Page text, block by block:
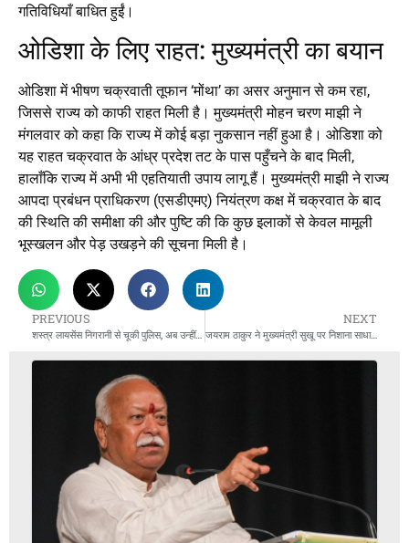
गतिविधियाँ बाधित हुईं।
ओडिशा के लिए राहत: मुख्यमंत्री का बयान
ओडिशा में भीषण चक्रवाती तूफान ‘मोंथा’ का असर अनुमान से कम रहा,
जिससे राज्य को काफी राहत मिली है। मुख्यमंत्री मोहन चरण माझी ने
मंगलवार को कहा कि राज्य में कोई बड़ा नुकसान नहीं हुआ है। ओडिशा को
यह राहत चक्रवात के आंध्र प्रदेश तट के पास पहुँचने के बाद मिली,
हालाँकि राज्य में अभी भी एहतियाती उपाय लागू हैं। मुख्यमंत्री माझी ने राज्य
आपदा प्रबंधन प्राधिकरण (एसडीएमए) नियंत्रण कक्ष में चक्रवात के बाद
की स्थिति की समीक्षा की और पुष्टि की कि कुछ इलाकों से केवल मामूली
भूस्खलन और पेड़ उखड़ने की सूचना मिली है।
PREVIOUS
शस्त्र लायसेंस निगरानी से चूकी पुलिस, अब उन्हीं से जा रही जान
NEXT
जयराम ठाकुर ने मुख्यमंत्री सुखू पर निशाना साधा: “आपदा से ज़्यादा बिहार चुनाव की चिंता।”